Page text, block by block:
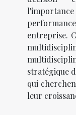
entreprise.
stratégique
qui
leur